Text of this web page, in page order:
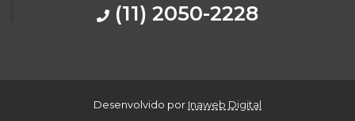
(11) 2050-2228
Desenvolvido por Inaweb Digital